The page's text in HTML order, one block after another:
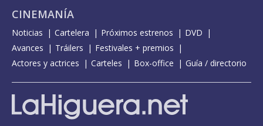
CINEMANÍA
Noticias Cartelera Próximos estrenos
DVD
Avances
Tráilers
Festivales + premios
Actores y actrices
Carteles Box-office Guía / directorio